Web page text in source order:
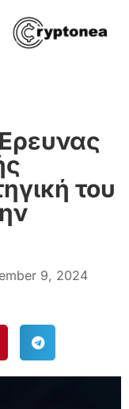
του
9, 2024